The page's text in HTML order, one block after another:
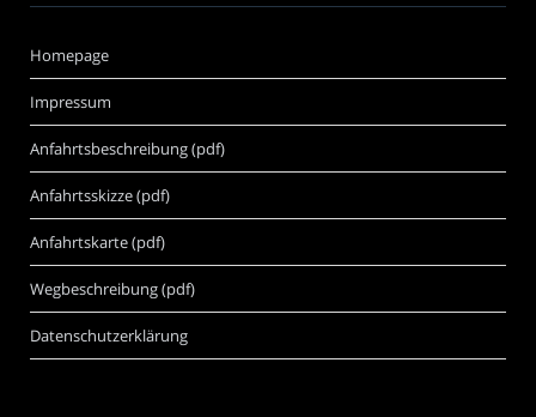
Homepage
Impressum
Anfahrtsbeschreibung (pdf)
Anfahrtsskizze (pdf)
Anfahrtskarte (pdf)
Wegbeschreibung (pdf)
Datenschutzerklärung